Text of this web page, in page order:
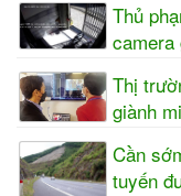
Thủ
camera
Thị
giành
Cần
tuyến